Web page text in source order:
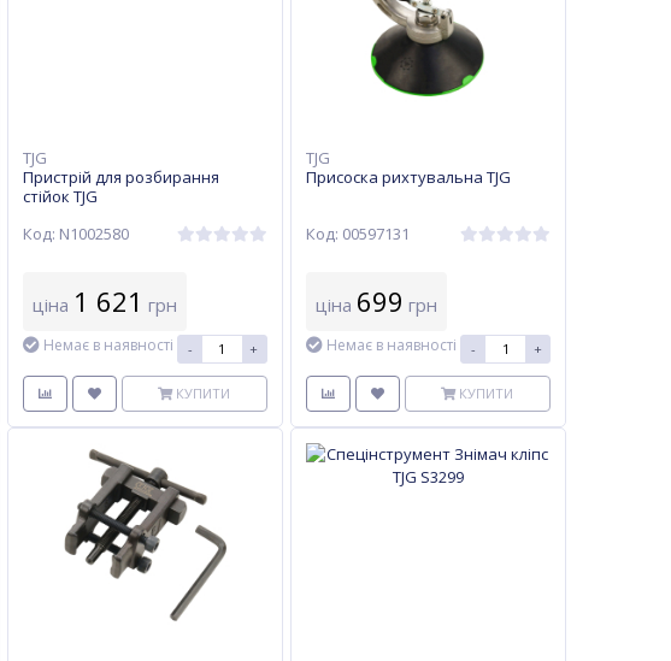
TJG
Пристрій для розбирання
стійок TJG
Код: N1002580
ціна 1 621 грн
Немає в наявності - +
КУПИТИ
TJG
Присоска рихтувальна TJG
Код: 00597131
ціна 699 грн
Немає в наявності - +
КУПИТИ